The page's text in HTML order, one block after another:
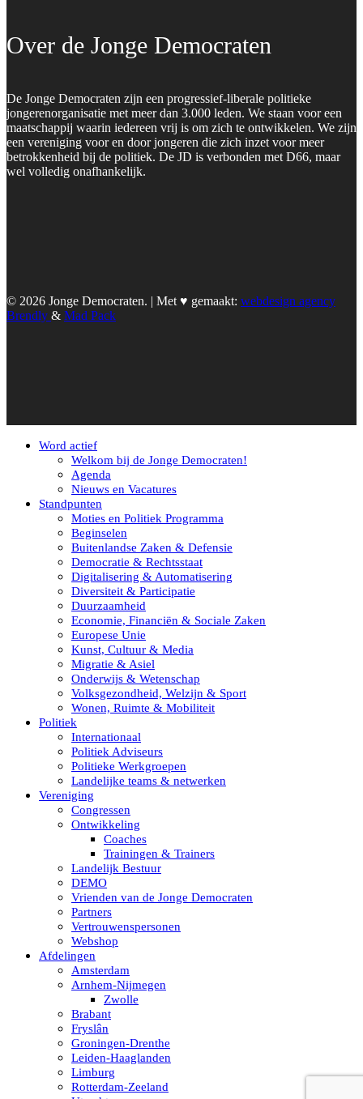
Over de Jonge Democraten
De Jonge Democraten zijn een progressief-liberale politieke
jongerenorganisatie met meer dan 3.000 leden. We staan voor een
maatschappij waarin iedereen vrij is om zich te ontwikkelen. We zijn
een vereniging voor en door jongeren die zich inzet voor meer
betrokkenheid bij de politiek. De JD is verbonden met D66, maar
wel volledig onafhankelijk.
© 2026 Jonge Democraten. | Met ♥︎ gemaakt: webdesign agency
Brendly & Mad Pack
Word actief
Welkom bij de Jonge Democraten!
Agenda
Nieuws en Vacatures
Standpunten
Moties en Politiek Programma
Beginselen
Buitenlandse Zaken & Defensie
Democratie & Rechtsstaat
Digitalisering & Automatisering
Diversiteit & Participatie
Duurzaamheid
Economie, Financiën & Sociale Zaken
Europese Unie
Kunst, Cultuur & Media
Migratie & Asiel
Onderwijs & Wetenschap
Volksgezondheid, Welzijn & Sport
Wonen, Ruimte & Mobiliteit
Politiek
Internationaal
Politiek Adviseurs
Politieke Werkgroepen
Landelijke teams & netwerken
Vereniging
Congressen
Ontwikkeling
Coaches
Trainingen & Trainers
Landelijk Bestuur
DEMO
Vrienden van de Jonge Democraten
Partners
Vertrouwenspersonen
Webshop
Afdelingen
Amsterdam
Arnhem-Nijmegen
Zwolle
Brabant
Fryslân
Groningen-Drenthe
Leiden-Haaglanden
Limburg
Rotterdam-Zeeland